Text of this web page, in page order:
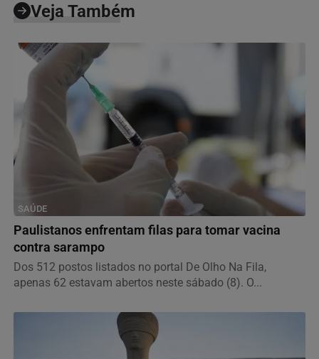
Veja Também
SAÚDE
Paulistanos enfrentam filas para tomar vacina
contra sarampo
Dos 512 postos listados no portal De Olho Na Fila,
apenas 62 estavam abertos neste sábado (8). O...